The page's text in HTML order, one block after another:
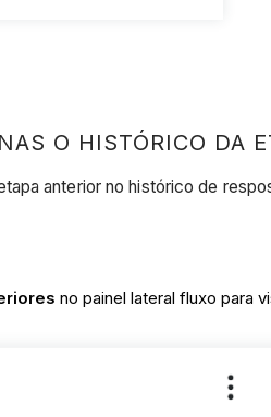
O HISTÓRICO DA
anterior no histórico de
no painel lateral fluxo para